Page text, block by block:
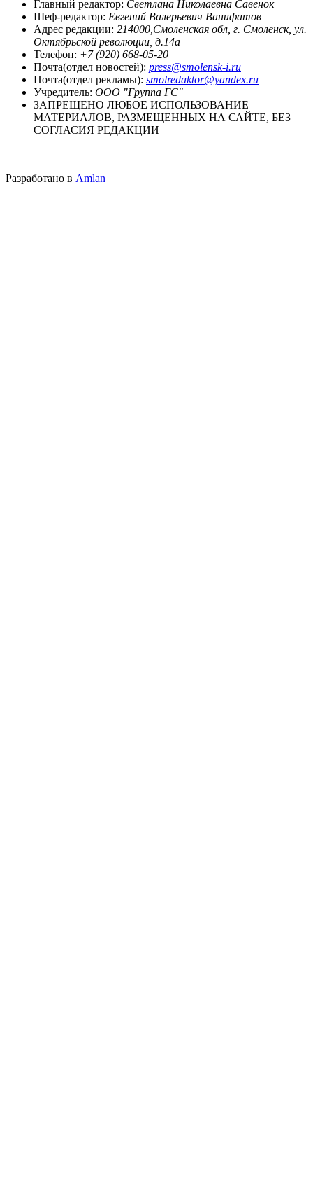
Главный редактор: Светлана Николаевна Савенок
Шеф-редактор: Евгений Валерьевич Ванифатов
Адрес редакции: 214000,Смоленская обл, г. Смоленск, ул.
Октябрьской революции, д.14а
Телефон: +7 (920) 668-05-20
Почта(отдел новостей): press@smolensk-i.ru
Почта(отдел рекламы): smolredaktor@yandex.ru
Учредитель: ООО "Группа ГС"
ЗАПРЕЩЕНО ЛЮБОЕ ИСПОЛЬЗОВАНИЕ
МАТЕРИАЛОВ, РАЗМЕЩЕННЫХ НА САЙТЕ, БЕЗ
СОГЛАСИЯ РЕДАКЦИИ
Разработано в Amlan